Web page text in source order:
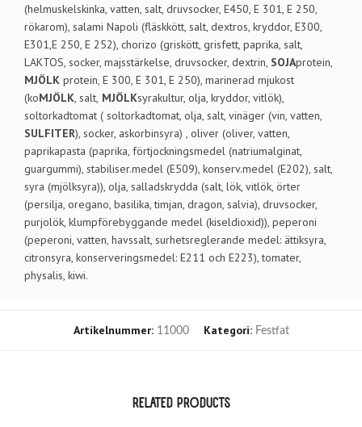
(helmuskelskinka, vatten, salt, druvsocker, E450, E 301, E 250,
rökarom), salami Napoli (fläskkött, salt, dextros, kryddor, E300,
E301,E 250, E 252), chorizo (griskött, grisfett, paprika, salt,
LAKTOS, socker, majsstärkelse, druvsocker, dextrin, SOJAprotein,
MJÖLK protein, E 300, E 301, E 250), marinerad mjukost
(koMJÖLK, salt, MJÖLKsyrakultur, olja, kryddor, vitlök),
soltorkadtomat ( soltorkadtomat, olja, salt, vinäger (vin, vatten,
SULFITER), socker, askorbinsyra) , oliver (oliver, vatten,
paprikapasta (paprika, förtjockningsmedel (natriumalginat,
guargummi), stabiliser.medel (E509), konserv.medel (E202), salt,
syra (mjölksyra)), olja, salladskrydda (salt, lök, vitlök, örter
(persilja, oregano, basilika, timjan, dragon, salvia), druvsocker,
purjolök, klumpförebyggande medel (kiseldioxid)), peperoni
(peperoni, vatten, havssalt, surhetsreglerande medel: ättiksyra,
citronsyra, konserveringsmedel: E211 och E223), tomater,
physalis, kiwi.
Artikelnummer: 11000 Kategori: Festfat
RELATED PRODUCTS